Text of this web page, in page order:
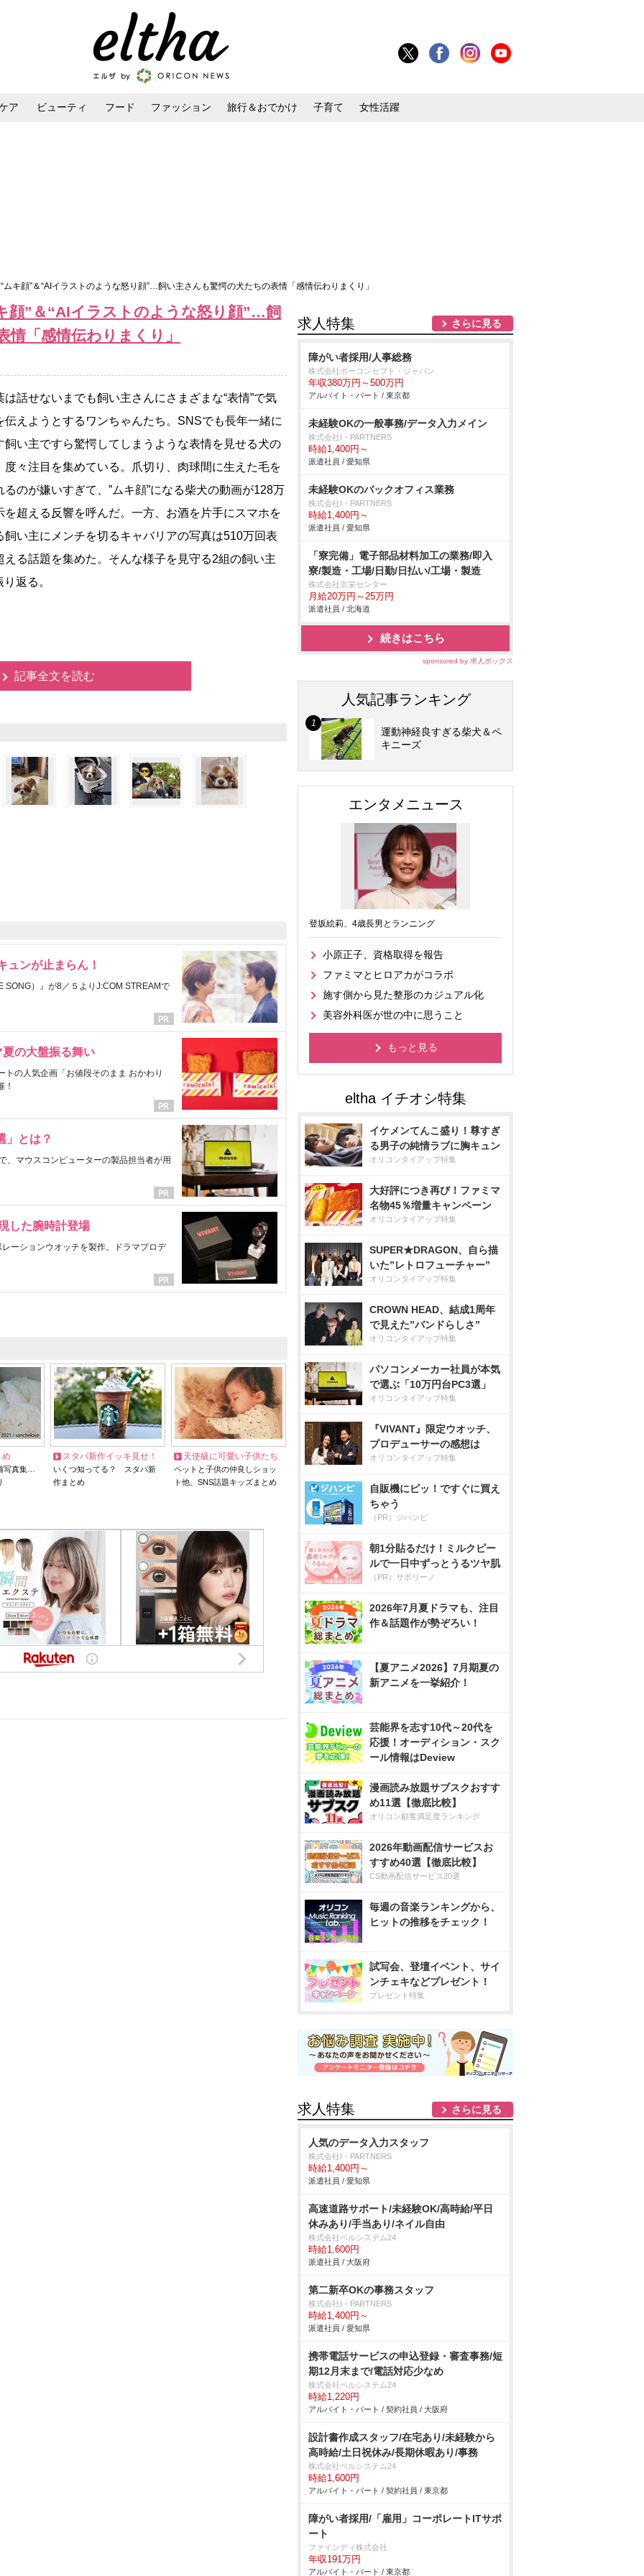
ア ビューティ フード ファッション 旅行＆おでかけ 子育て 女性活躍
ムキ顔”＆“AIイラストのような怒り顔”…飼い主さんも驚愕の犬たちの表情「感情伝わりまくり」
顔”＆“AIイラストのような怒り顔”…飼
「感情伝わりまくり」
話せないまでも飼い主さんにさまざまな“表情”で気
伝えようとするワンちゃんたち。SNSでも長年一緒に
飼い主ですら驚愕してしまうような表情を見せる犬の
度々注目を集めている。爪切り、肉球間に生えた毛を
るのが嫌いすぎて、”ムキ顔”になる柴犬の動画が128万
を超える反響を呼んだ。一方、お酒を片手にスマホを
飼い主にメンチを切るキャバリアの写真は510万回表
える話題を集めた。そんな様子を見守る2組の飼い主
返る。
記事全文を読む
ュンが止まらん！
SONG）』が8／５よりJ:COM STREAMで
の大盤振る舞い
の人気企画「お値段そのまま おかわり
！
」とは？
、マウスコンピューターの製品担当者が用
した腕時計登場
ーションウオッチを製作。ドラマプロデ
め
写真集…
スタバ新作イッキ見せ！
いくつ知ってる？ スタバ新
作まとめ
天使級に可愛い子供たち
ペットと子供の仲良しショッ
ト他、SNS話題キッズまとめ
求人特集 さらに見る
障がい者採用/人事総務
株式会社ボーコンセプト・ジャパン
年収380万円～500万円
アルバイト・パート / 東京都
未経験OKの一般事務/データ入力メイン
株式会社I・PARTNERS
時給1,400円～
派遣社員 / 愛知県
未経験OKのバックオフィス業務
株式会社I・PARTNERS
時給1,400円～
派遣社員 / 愛知県
「寮完備」電子部品材料加工の業務/即入
寮/製造・工場/日勤/日払い/工場・製造
株式会社京栄センター
月給20万円～25万円
派遣社員 / 北海道
続きはこちら
sponsored by 求人ボックス
人気記事ランキング
運動神経良すぎる柴犬＆ペ
キニーズ
エンタメニュース
登坂絵莉、4歳長男とランニング
小原正子、資格取得を報告
ファミマとヒロアカがコラボ
施す側から見た整形のカジュアル化
美容外科医が世の中に思うこと
もっと見る
イケメンてんこ盛り！尊すぎ
る男子の純情ラブに胸キュン
オリコンタイアップ特集
大好評につき再び！ファミマ
名物45％増量キャンペーン
オリコンタイアップ特集
SUPER★DRAGON、自ら描
いた”レトロフューチャー”
オリコンタイアップ特集
CROWN HEAD、結成1周年
で見えた”バンドらしさ”
オリコンタイアップ特集
パソコンメーカー社員が本気
で選ぶ「10万円台PC3選」
オリコンタイアップ特集
『VIVANT』限定ウオッチ、
プロデューサーの感想は
オリコンタイアップ特集
自販機にピッ！ですぐに買え
ちゃう
（PR）ジハンピ
朝1分貼るだけ！ミルクピー
ルで一日中ずっとうるツヤ肌
（PR）サボリーノ
2026年7月夏ドラマも、注目
作＆話題作が勢ぞろい！
【夏アニメ2026】7月期夏の
新アニメを一挙紹介！
芸能界を志す10代～20代を
応援！オーディション・スク
ール情報はDeview
漫画読み放題サブスクおすす
め11選【徹底比較】
オリコン顧客満足度ランキング
2026年動画配信サービスお
すすめ40選【徹底比較】
CS動画配信サービス20選
毎週の音楽ランキングから、
ヒットの推移をチェック！
試写会、登壇イベント、サイ
ンチェキなどプレゼント！
プレゼント特集
求人特集 さらに見る
人気のデータ入力スタッフ
株式会社I・PARTNERS
時給1,400円～
派遣社員 / 愛知県
高速道路サポート/未経験OK/高時給/平日
休みあり/手当あり/ネイル自由
株式会社ベルシステム24
時給1,600円
派遣社員 / 大阪府
第二新卒OKの事務スタッフ
株式会社I・PARTNERS
時給1,400円～
派遣社員 / 愛知県
携帯電話サービスの申込登録・審査事務/短
期12月末まで/電話対応少なめ
株式会社ベルシステム24
時給1,220円
アルバイト・パート / 契約社員 / 大阪府
設計書作成スタッフ/在宅あり/未経験から
高時給/土日祝休み/長期休暇あり/事務
株式会社ベルシステム24
時給1,600円
アルバイト・パート / 契約社員 / 東京都
障がい者採用/「雇用」コーポレートITサポ
ート
ファインディ株式会社
年収191万円
アルバイト・パート / 東京都